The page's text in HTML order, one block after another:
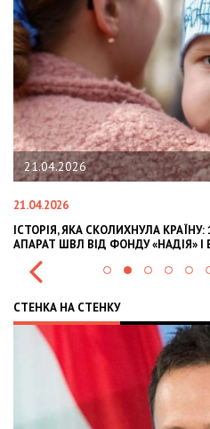
21.04.2026
21.04.2026
ІСТОРІЯ, ЯКА СКОЛИХНУЛА
АПАРАТ ШВЛ ВІД ФОНДУ «НАДІЯ» І
СТЕНКА НА СТЕНКУ